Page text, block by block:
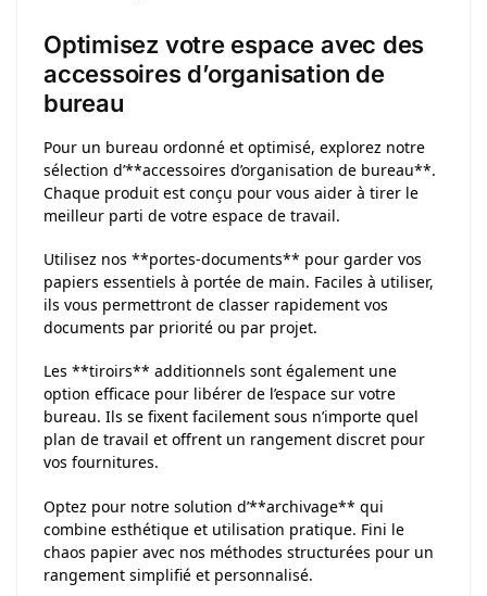
Optimisez votre espace avec des
accessoires d’organisation de
bureau
Pour un bureau ordonné et optimisé, explorez notre
sélection d’**accessoires d’organisation de bureau**.
Chaque produit est conçu pour vous aider à tirer le
meilleur parti de votre espace de travail.
Utilisez nos **portes-documents** pour garder vos
papiers essentiels à portée de main. Faciles à utiliser,
ils vous permettront de classer rapidement vos
documents par priorité ou par projet.
Les **tiroirs** additionnels sont également une
option efficace pour libérer de l’espace sur votre
bureau. Ils se fixent facilement sous n’importe quel
plan de travail et offrent un rangement discret pour
vos fournitures.
Optez pour notre solution d’**archivage** qui
combine esthétique et utilisation pratique. Fini le
chaos papier avec nos méthodes structurées pour un
rangement simplifié et personnalisé.